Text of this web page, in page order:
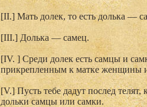
[II.] Мать долек, то есть долька —
[III.] Долька — самец.
[IV. ] Среди долек есть самцы и
прикрепленным к матке женщины
[V.] Пусть тебе дадут послед телят,
дольки самцы или самки.